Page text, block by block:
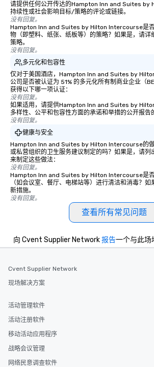
请提供任何公开传达的Hampton Inn and Suites by
持续性或社会影响目标/策略的评论或链接。
没有回复。
Hampton Inn and Suites by Hilton Intercourse是
物（即塑料、纸张、纸板等）的策略？如果是，请详
策略。
没有回复。
多元化和包容性
仅对于美国酒店，Hampton Inn and Suites by
公司是否被认证为 51% 的多元化所有制商业企业（
获得以下哪一项认证：
没有回复。
如果适用，请提供Hampton Inn and Suites by
多样性、公平和包容性方面的承诺和举措的公开报告
没有回复。
健康与安全
Hampton Inn and Suites by Hilton Intercourse的
或私营组织的卫生服务建议制定的吗？如果是，请列
来制定这些做法：
没有回复。
Hampton Inn and Suites by Hilton Intercourse是
（如会议室、餐厅、电梯站等）进行清洁和消毒？
新措施。
没有回复。
查看所有常见问题
向 Cvent Supplier Network报告一个与此场
Cvent Supplier Network
现场解决方案
活动管理软件
活动注册软件
移动活动应用程序
战略会议管理
网络民意调查软件